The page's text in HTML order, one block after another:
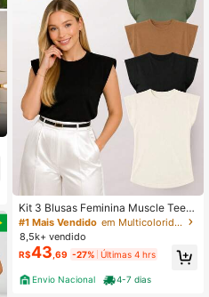
Kit 3 Blusas Feminina Muscle Tee
Moderna Casual 100% Algodão - F
00
#1 Mais Vendido
em Multicolorido T-Shirts Mulher
8,5k+ vendido
R$43 ,69 -27% Últimas 4 hrs
Envio Nacional 4-7 dias